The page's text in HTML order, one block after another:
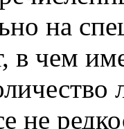
на
в чем
не